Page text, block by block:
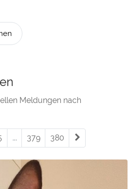
Meldungen nach
... 379 380